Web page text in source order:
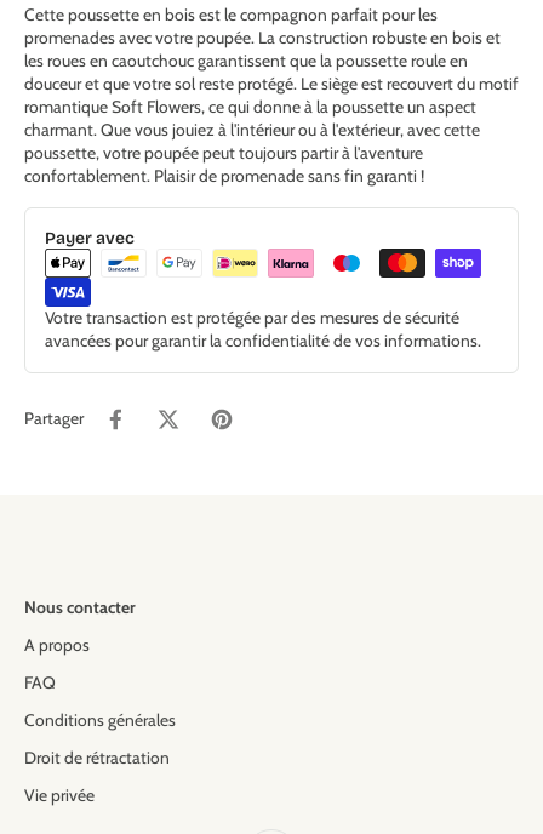
Cette poussette en bois est le compagnon parfait pour les
promenades avec votre poupée. La construction robuste en bois et
les roues en caoutchouc garantissent que la poussette roule en
douceur et que votre sol reste protégé. Le siège est recouvert du motif
romantique Soft Flowers, ce qui donne à la poussette un aspect
charmant. Que vous jouiez à l'intérieur ou à l'extérieur, avec cette
poussette, votre poupée peut toujours partir à l'aventure
confortablement. Plaisir de promenade sans fin garanti !
Payer avec
Votre transaction est protégée par des mesures de sécurité
avancées pour garantir la confidentialité de vos informations.
Partager
Nous contacter
A propos
FAQ
Conditions générales
Droit de rétractation
Vie privée